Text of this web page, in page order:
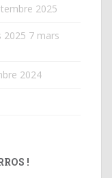
2025
2025 7 mars
2024
!